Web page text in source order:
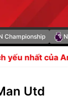
Championship
HLV
Utd